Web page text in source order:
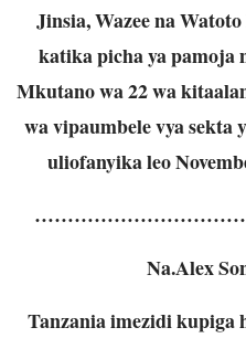
Jinsia, Wazee na
katika picha ya pamoja
Mkutano wa 22 wa
wa vipaumbele vya sekta
uliofanyika leo
Na.Alex
Tanzania imezidi kupiga